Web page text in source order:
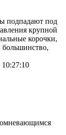
подпадают под
крупной
корочки,
большинство,
10:27:10